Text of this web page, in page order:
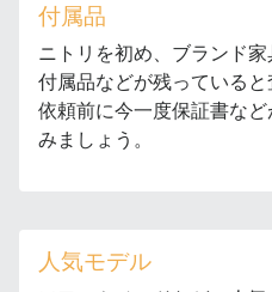
付属品
ニトリを初め、ブランド
付属品などが残っている
依頼前に今一度保証書な
みましょう。
人気モデル